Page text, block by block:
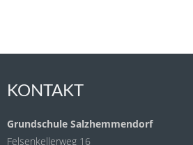
KONTAKT
Grundschule Salzhemmendorf
Felsenkellerweg 16